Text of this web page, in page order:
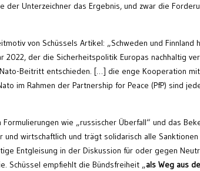
Unterzeichner das Ergebnis, und zwar die
von Schüssels Artikel: „Schweden und Finnland
2022, der die Sicherheitspolitik Europas nachhaltig
Beitritt entschieden. […] die enge Kooperation mit
im Rahmen der Partnership for Peace (PfP) sind
wie „russischer Überfall“ und das
wirtschaftlich und trägt solidarisch alle
Entgleisung in der Diskussion für oder gegen
Schüssel empfiehlt die Bündsfreiheit „als Weg aus